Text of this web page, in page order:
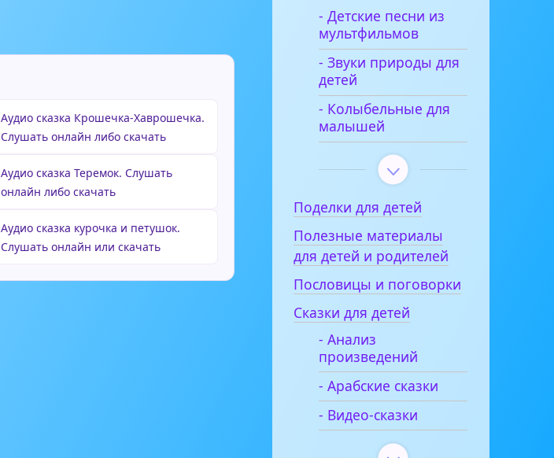
Аудио сказка Крошечка-Хаврошечка.
Слушать онлайн либо скачать
Аудио сказка Теремок. Слушать
онлайн либо скачать
Аудио сказка курочка и петушок.
Слушать онлайн или скачать
- Детские песни из
мультфильмов
- Звуки природы для
детей
- Колыбельные для
малышей
Поделки для детей
Полезные материалы
для детей и родителей
Пословицы и поговорки
Сказки для детей
- Анализ
произведений
- Арабские сказки
- Видео-сказки